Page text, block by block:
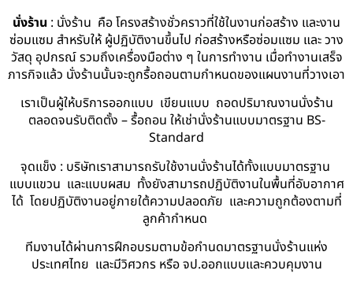
นั่งร้าน : นั่งร้าน คือ โครงสร้างชั่วคราวที่ใช้ในงานก่อสร้าง และงาน
ซ่อมแซม สำหรับให้ ผู้ปฏิบัติงานขึ้นไป ก่อสร้างหรือซ่อมแซม และ วาง
วัสดุ อุปกรณ์ รวมถึงเครื่องมือต่าง ๆ ในการทำงาน เมื่อทำงานเสร็จ
ภารกิจแล้ว นั่งร้านนั้นจะถูกรื้อถอนตามกำหนดของแผนงานที่วางเอา
เราเป็นผู้ให้บริการออกแบบ เขียนแบบ ถอดปริมาณงานนั่งร้าน
ตลอดจนรับติดตั้ง – รื้อถอน ให้เช่านั่งร้านแบบมาตรฐาน BS-
Standard
จุดแข็ง : บริษัทเราสามารถรับใช้งานนั่งร้านได้ทั้งแบบมาตรฐาน
แบบแขวน และแบบผสม ทั้งยังสามารถปฏิบัติงานในพื้นที่อับอากาศ
ได้ โดยปฏิบัติงานอยู่ภายใต้ความปลอดภัย และความถูกต้องตามที่
ลูกค้ากำหนด
ทีมงานได้ผ่านการฝึกอบรมตามข้อกำนดมาตรฐานนั่งร้านแห่ง
ประเทศไทย และมีวิศวกร หรือ จป.ออกแบบและควบคุมงาน